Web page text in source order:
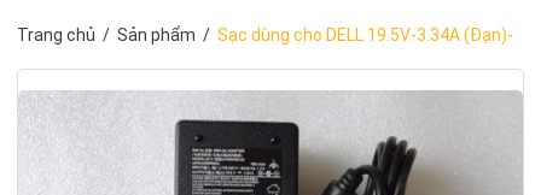
Trang chủ / Sản phẩm / Sạc dùng cho DELL 19.5V-3.34A (Đạn)-